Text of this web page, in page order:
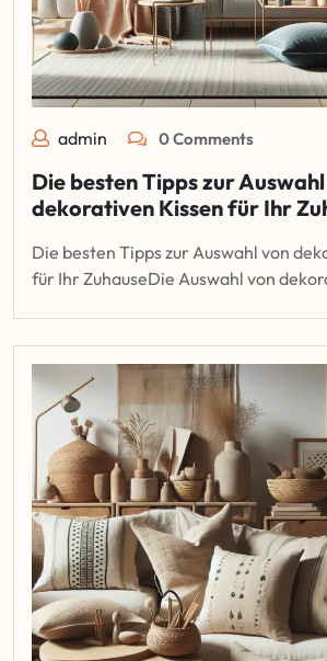
admin 0 Comments
Die besten Tipps zur
dekorativen Kissen für Ihr
Die besten Tipps zur Auswahl von
für Ihr ZuhauseDie Auswahl von